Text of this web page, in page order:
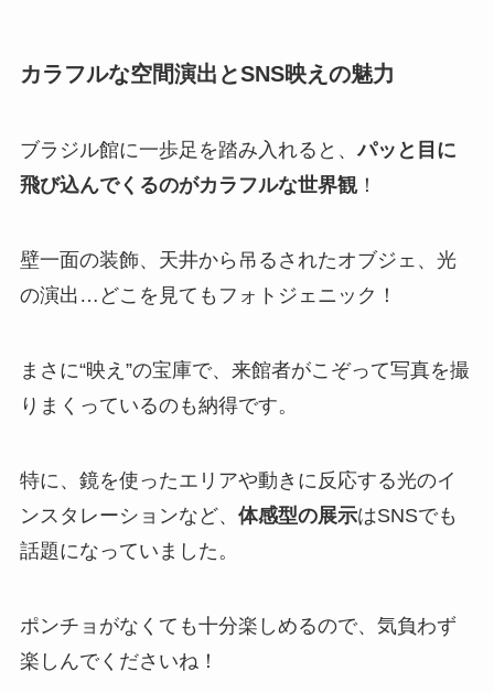
カラフルな空間演出とSNS映えの魅力
ブラジル館に一歩足を踏み入れると、パッと目に
飛び込んでくるのがカラフルな世界観！
壁一面の装飾、天井から吊るされたオブジェ、光
の演出…どこを見てもフォトジェニック！
まさに“映え”の宝庫で、来館者がこぞって写真を撮
りまくっているのも納得です。
特に、鏡を使ったエリアや動きに反応する光のイ
ンスタレーションなど、 体感型の展示はSNSでも
話題になっていました。
ポンチョがなくても十分楽しめるので、気負わず
楽しんでくださいね！